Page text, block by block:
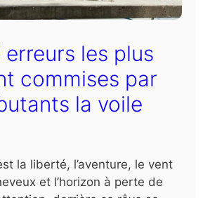
erreurs les plus
commises par
la voile
la liberté, l’aventure, le vent
et l’horizon à perte de